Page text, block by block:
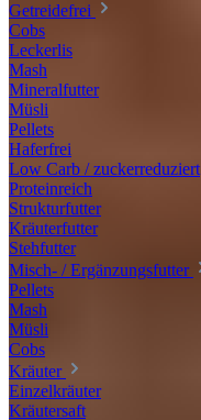
Getreidefrei
Cobs
Leckerlis
Mash
Mineralfutter
Müsli
Pellets
Haferfrei
Low Carb / zuckerreduziert
Proteinreich
Strukturfutter
Kräuterfutter
Stehfutter
Misch- / Ergänzungsfutter
Pellets
Mash
Müsli
Cobs
Kräuter
Einzelkräuter
Kräutersaft